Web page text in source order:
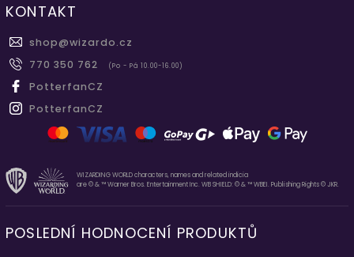
KONTAKT
shop@wizardo.cz
770 350 762
(Po - Pá 10.00-16.00)
PotterfanCZ
PotterfanCZ
WIZARDING WORLD characters, names and related indicia
are © & ™ Warner Bros. Entertainment Inc. WB SHIELD: © & ™ WBEI. Publishing Rights © JKR.
POSLEDNÍ HODNOCENÍ PRODUKTŮ